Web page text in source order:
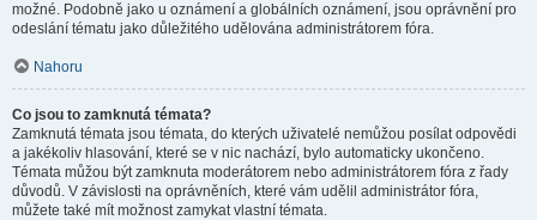
možné. Podobně jako u oznámení a globálních oznámení, jsou oprávnění pro
odeslání tématu jako důležitého udělována administrátorem fóra.
Nahoru
Co jsou to zamknutá témata?
Zamknutá témata jsou témata, do kterých uživatelé nemůžou posílat odpovědi
a jakékoliv hlasování, které se v nic nachází, bylo automaticky ukončeno.
Témata můžou být zamknuta moderátorem nebo administrátorem fóra z řady
důvodů. V závislosti na oprávněních, které vám udělil administrátor fóra,
můžete také mít možnost zamykat vlastní témata.